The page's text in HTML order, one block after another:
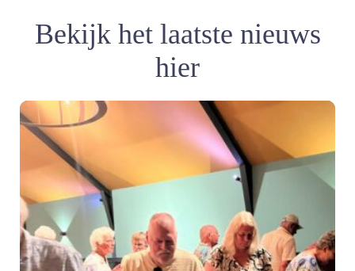
Bekijk het laatste nieuws
hier